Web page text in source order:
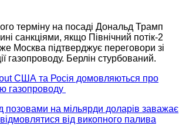
терміну на посаді Дональд Трамп
санкціями, якщо Північний потік-2
Москва підтверджує переговори зі
газопроводу. Берлін стурбований.
США та Росія домовляються про
газопроводу